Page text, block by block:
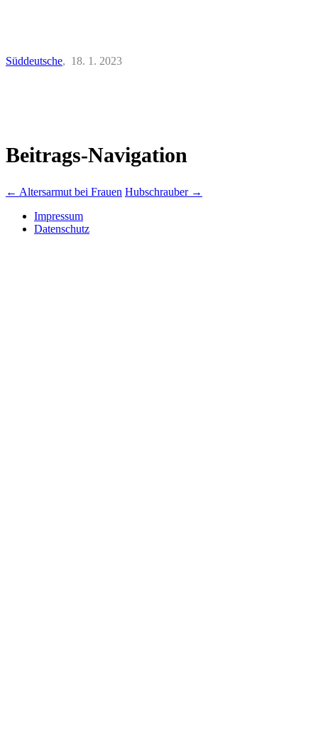
Süddeutsche, 18. 1. 2023
Beitrags-Navigation
← Altersarmut bei Frauen Hubschrauber →
Impressum
Datenschutz